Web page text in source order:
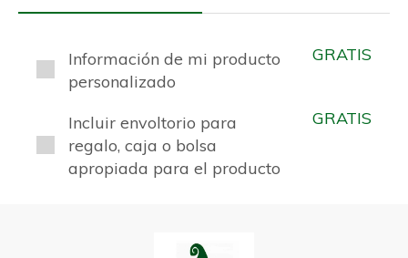
Información de mi producto
personalizado
GRATIS
Incluir envoltorio para
regalo, caja o bolsa
apropiada para el producto
GRATIS